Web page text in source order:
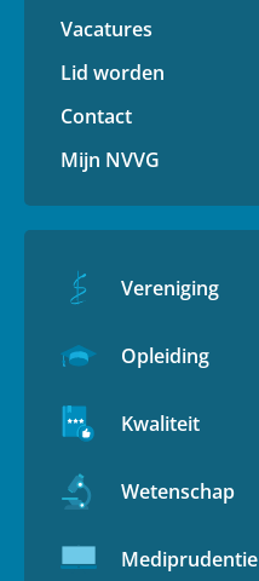
Vacatures
Lid worden
Contact
Mijn NVVG
Vereniging
Opleiding
Kwaliteit
Wetenschap
Mediprudentie